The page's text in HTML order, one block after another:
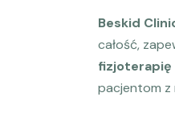
Beskid
całość,
pacjentom z